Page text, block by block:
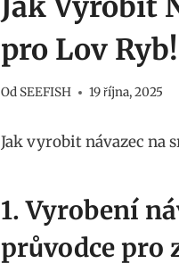
pro Lov Ryb!
Od SEEFISH 19 října, 2025
Jak vyrobit návazec na
1. ⁤Vyrobení
průvodce pro‌